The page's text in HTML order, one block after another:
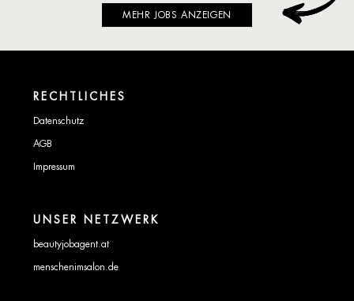
MEHR JOBS ANZEIGEN
RECHTLICHES
Datenschutz
AGB
Impressum
UNSER NETZWERK
beautyjobagent.at
menschenimsalon.de